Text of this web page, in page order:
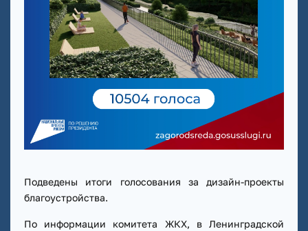
Подведены итоги голосования за дизайн-проекты
благоустройства.
По информации комитета ЖКХ, в Ленинградской